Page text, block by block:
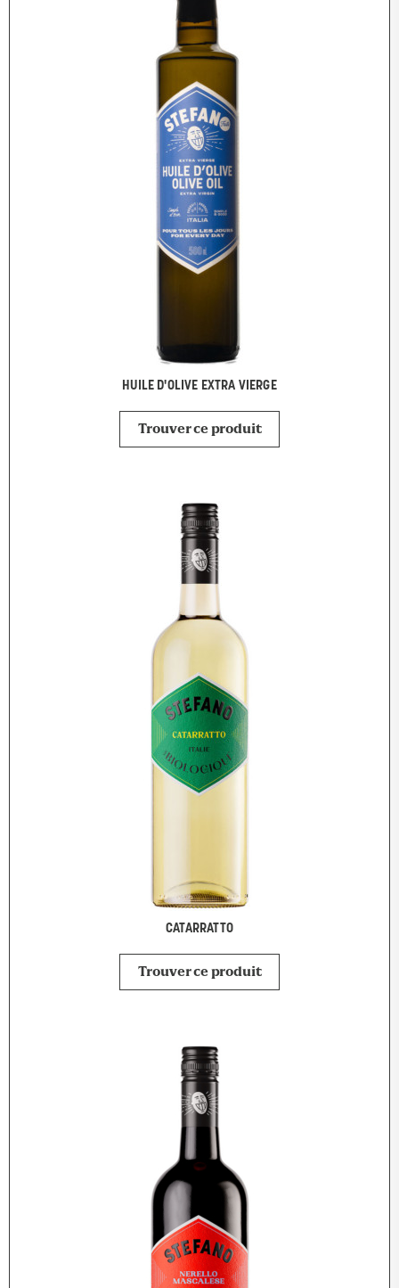
HUILE D'OLIVE EXTRA VIERGE
Trouver ce produit
CATARRATTO
Trouver ce produit